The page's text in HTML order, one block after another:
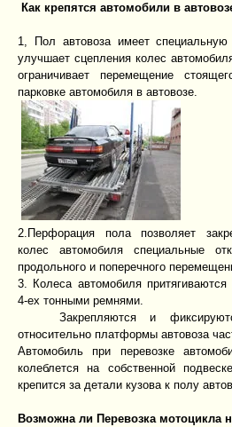
Как крепятся автомобили в
1, Пол автовоза имеет
улучшает сцепления колес
ограничивает перемещение
парковке автомобиля в автовозе.
2.Перфорация пола позволяет
колес автомобиля специальные
продольного и поперечного
3. Колеса автомобиля
4-ех тонными ремнями.
Закрепляются и
относительно платформы автовоза
Автомобиль при перевозке
колеблется на собственной
крепится за детали кузова к полу
Возможна ли Перевозка мотоцикла